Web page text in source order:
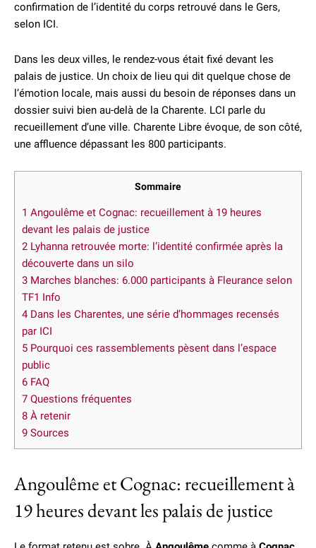
confirmation de l’identité du corps retrouvé dans le Gers,
selon ICI.
Dans les deux villes, le rendez-vous était fixé devant les
palais de justice. Un choix de lieu qui dit quelque chose de
l’émotion locale, mais aussi du besoin de réponses dans un
dossier suivi bien au-delà de la Charente. LCI parle du
recueillement d’une ville. Charente Libre évoque, de son côté,
une affluence dépassant les 800 participants.
Sommaire
1 Angoulême et Cognac: recueillement à 19 heures
devant les palais de justice
2 Lyhanna retrouvée morte: l’identité confirmée après la
découverte dans un silo
3 Marches blanches: 6.000 participants à Fleurance selon
TF1 Info
4 Dans les Charentes, une série d’hommages recensés
par ICI
5 Pourquoi ces rassemblements pèsent dans l’espace
public
6 FAQ
7 Questions fréquentes
8 À retenir
9 Sources
Angoulême et Cognac: recueillement à
19 heures devant les palais de justice